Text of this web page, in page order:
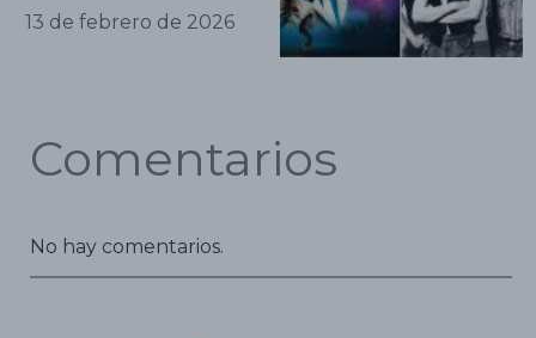
13 de febrero de 2026
Comentarios
No hay comentarios.